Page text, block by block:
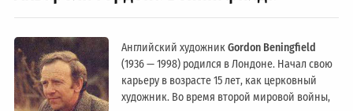
Английский художникGordon Beningfield
(1936 — 1998) родился в Лондоне. Начал свою
карьеру в возрасте 15 лет, как церковный
художник. Во время второй мировой войны,